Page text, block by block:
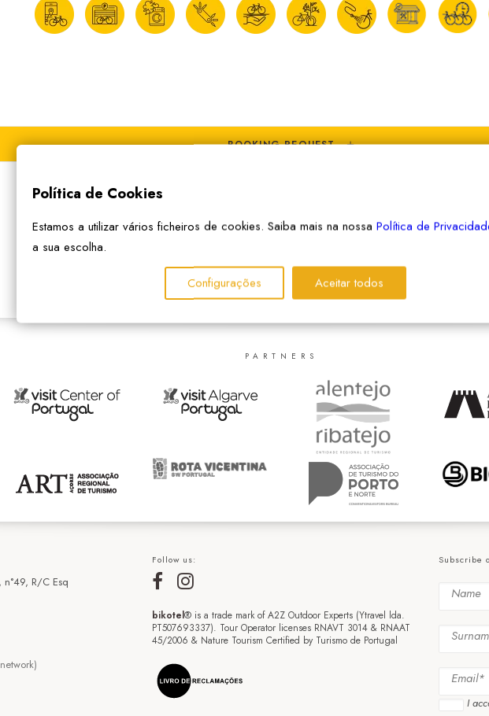
BOOKING REQUEST
PARTNERS
n°49, R/C Esq
Follow us:
bikotel® is a trade mark of A2Z Outdoor Experts (Ytravel lda.
PT507693337). Tour Operator licenses RNAVT 3014 & RNAAT
45/2006 & Nature Tourism Certified by Turismo de Portugal
Subscribe
I
Política de Cookies
Estamos a utilizar vários ficheiros de cookies. Saiba mais na nossa Política de
a sua escolha.
Configurações Aceitar todos